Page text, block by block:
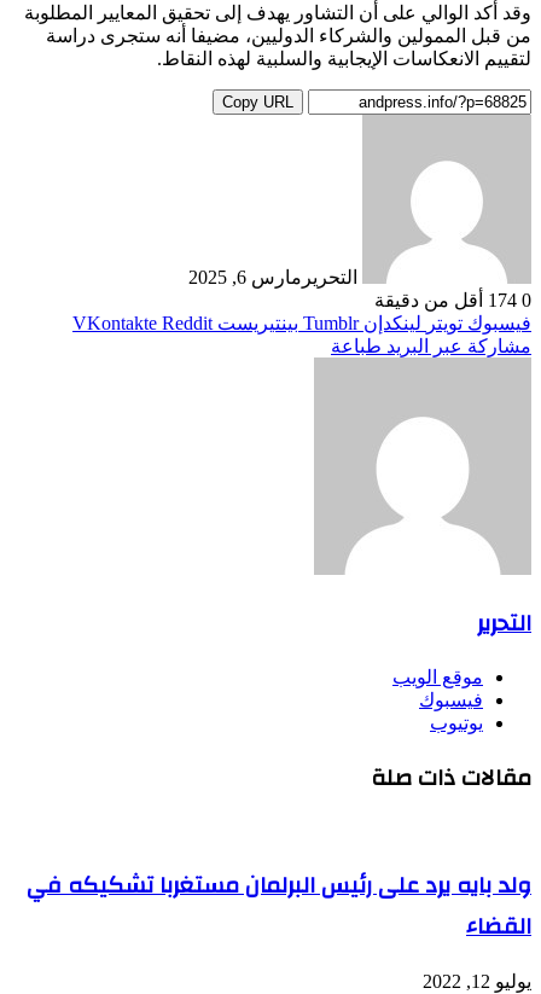
وقد أكد الوالي على أن التشاور يهدف إلى تحقيق المعايير المطلوبة
من قبل الممولين والشركاء الدوليين، مضيفا أنه ستجرى دراسة
لتقييم الانعكاسات الإيجابية والسلبية لهذه النقاط.
Copy URL
التحرير مارس 6, 2025
0
أقل من دقيقة
فيسبوك تويتر لينكدإن بينتيريست
مشاركة عبر البريد طباعة
التحرير
موقع الويب
فيسبوك
يوتيوب
مقالات ذات صلة
ولد بايه يرد على رئيس البرلمان مستغربا تشكيكه في
القضاء
يوليو 12, 2022